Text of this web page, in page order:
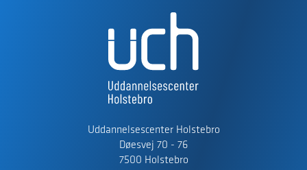
Uddannelsescenter Holstebro
Døesvej 70 - 76
7500 Holstebro